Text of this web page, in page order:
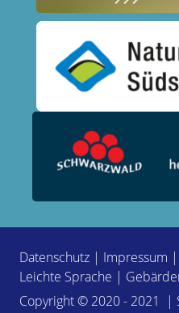
Datenschutz | Impressum |
Leichte Sprache |
Copyright © 2020 - 2021 |